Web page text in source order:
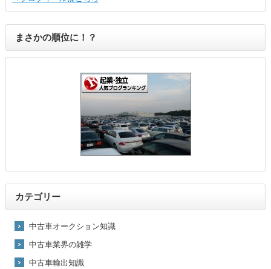
まさかの順位に！？
カテゴリー
中古車オークション知識
中古車業界の雑学
中古車輸出知識